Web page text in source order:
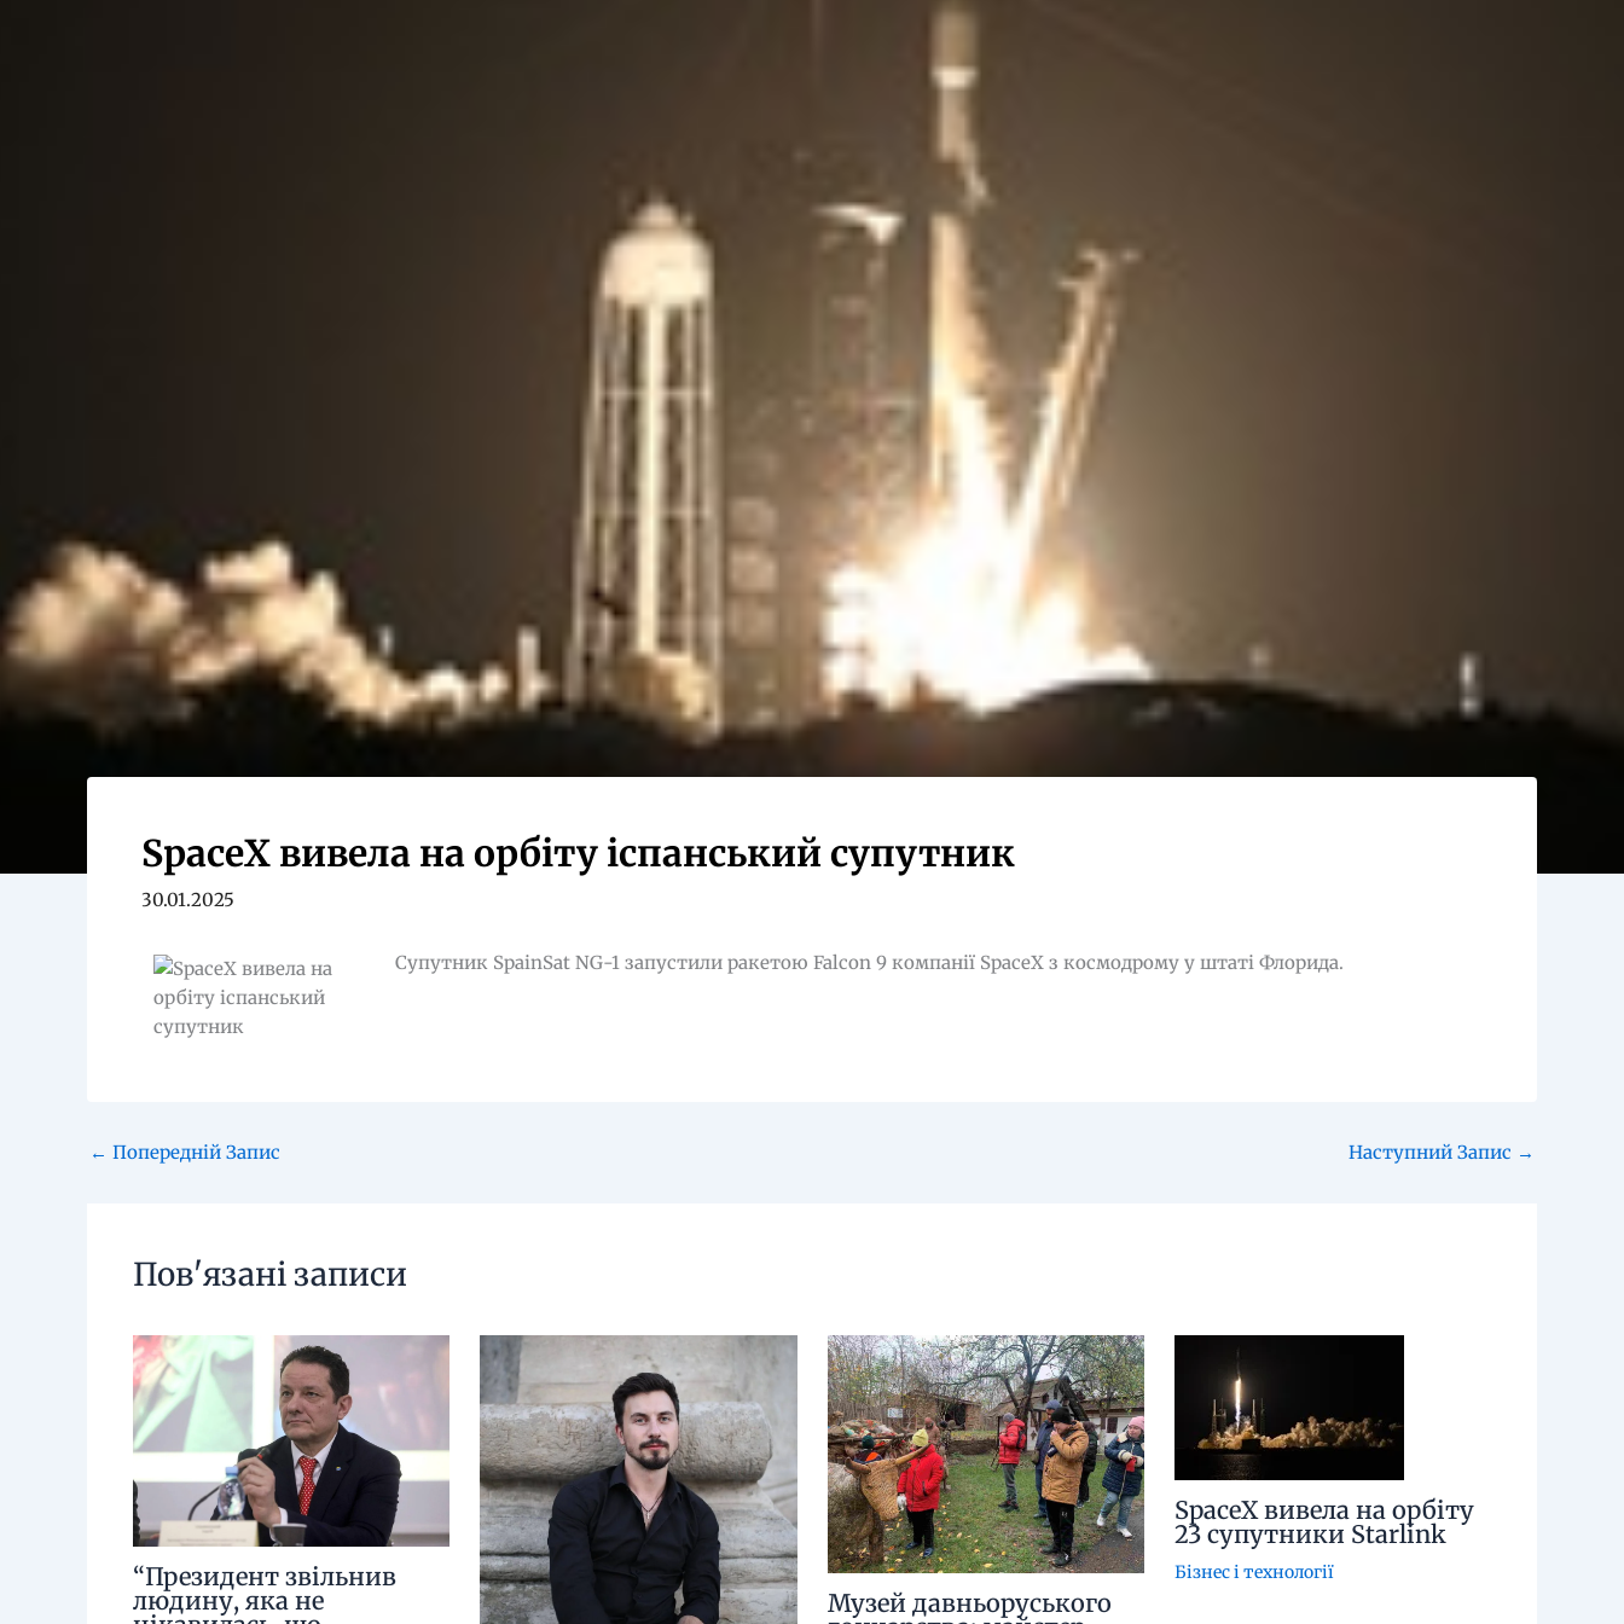
SpaceX вивела на орбіту іспанський супутник
30.01.2025
Супутник SpainSat NG-1 запустили ракетою Falcon 9 компанії SpaceX з космодрому у штаті Флорида.
← Попередній Запис Наступний Запис →
Пов'язані записи
“Президент звільнив
людину, яка не
Музей давньоруського
SpaceX вивела на орбіту
23 супутники Starlink
Бізнес і технології